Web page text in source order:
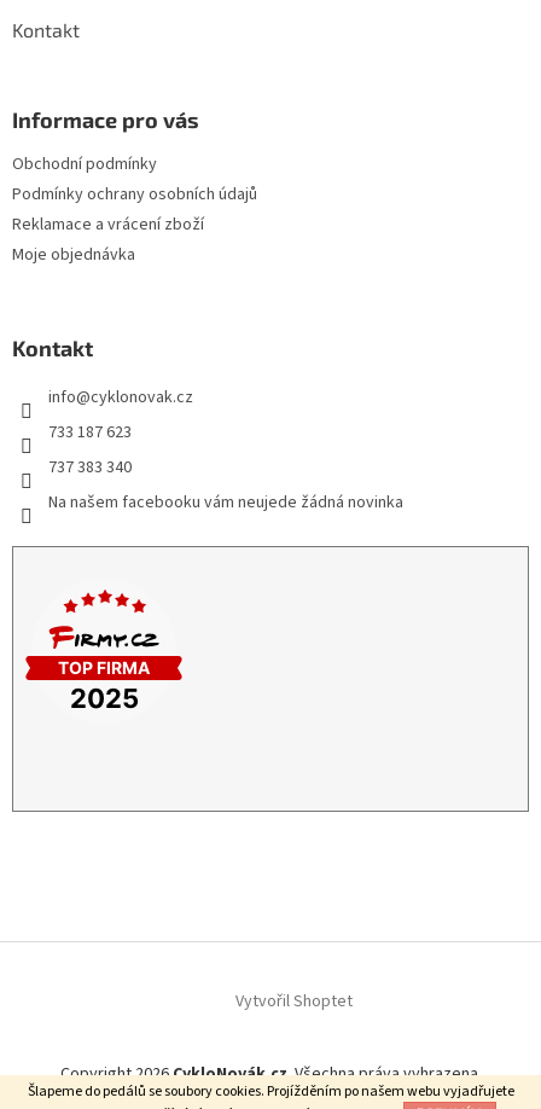
Šlapeme do pedálů se soubory cookies. Projížděním po našem webu vyjadřujete
Kontakt
Informace pro vás
Obchodní podmínky
Podmínky ochrany osobních údajů
Reklamace a vrácení zboží
Moje objednávka
Kontakt
info@cyklonovak.cz
733 187 623
737 383 340
Na našem facebooku vám neujede žádná novinka
Vytvořil Shoptet
Copyright 2026CykloNovák.cz. Všechna práva vyhrazena.